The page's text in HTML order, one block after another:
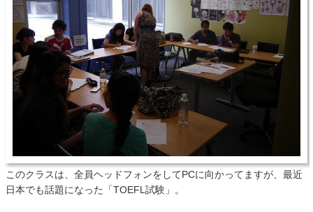
このクラスは、全員ヘッドフォンをしてPCに向かってますが、最近
日本でも話題になった「TOEFL試験」。